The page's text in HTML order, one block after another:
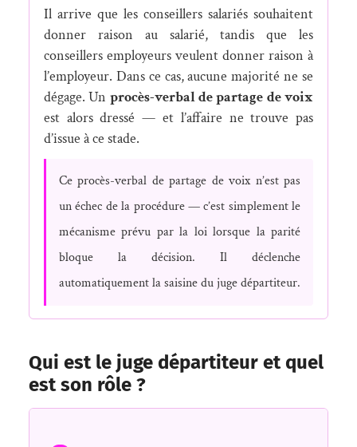
Il arrive que les conseillers salariés souhaitent
donner raison au salarié, tandis que les
conseillers employeurs veulent donner raison à
l’employeur. Dans ce cas, aucune majorité ne se
dégage. Un procès-verbal de partage de voix
est alors dressé — et l’affaire ne trouve pas
d’issue à ce stade.
Ce procès-verbal de partage de voix n’est pas
un échec de la procédure — c’est simplement le
mécanisme prévu par la loi lorsque la parité
bloque la décision. Il déclenche
automatiquement la saisine du juge départiteur.
Qui est le juge départiteur et quel
est son rôle ?